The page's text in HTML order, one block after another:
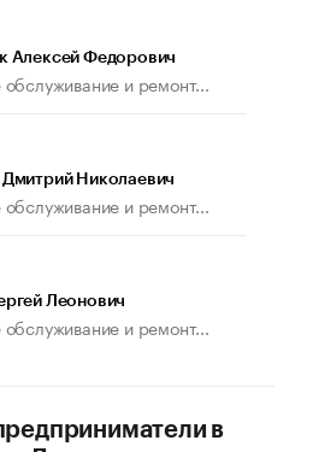
иначе». Как живет глава
Алексей Федорович
обслуживание и ремонт...
Николаевич
обслуживание и ремонт...
Леонович
обслуживание и ремонт...
в